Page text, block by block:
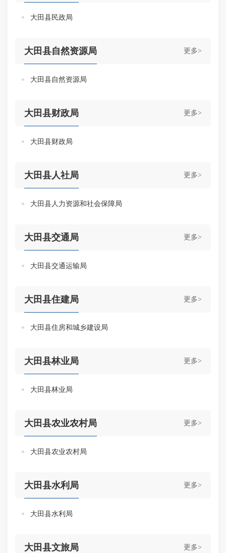
大田县民政局
更多>
大田县自然资源局
大田县自然资源局
更多>
大田县财政局
大田县财政局
更多>
大田县人社局
大田县人力资源和社会保障局
更多>
大田县交通局
大田县交通运输局
更多>
大田县住建局
大田县住房和城乡建设局
更多>
大田县林业局
大田县林业局
更多>
大田县农业农村局
大田县农业农村局
更多>
大田县水利局
大田县水利局
更多>
大田县文旅局